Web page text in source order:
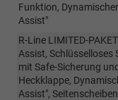
Funktion,
Assist"
R-Line LIMITED-
Assist, Schlüsselloses
mit Safe-Sicherung
Heckklappe,
Assist",